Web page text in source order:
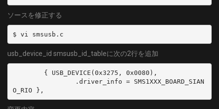
ソースを修正する
$ vi smsusb.c
usb_device_id smsusb_id_tableに次の2行を追加